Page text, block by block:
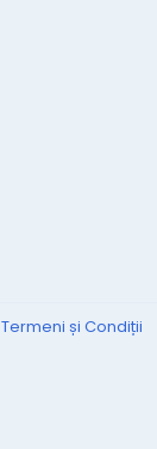
Termeni și Condiții